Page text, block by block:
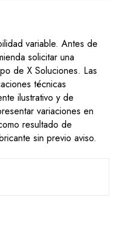
variable. Antes de
solicitar una
de X Soluciones. Las
técnicas
ilustrativo y de
variaciones en
resultado de
sin previo aviso.